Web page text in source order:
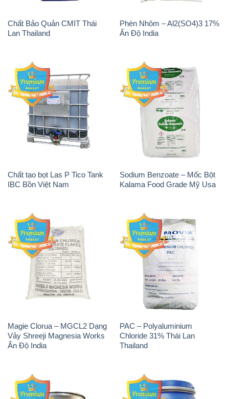
Chất tạo bọt Las P Tico Tank
IBC Bồn Việt Nam
Sodium Benzoate – Mốc Bột
Kalama Food Grade Mỹ Usa
Magie Clorua – MGCL2 Dạng
Vảy Shreeji Magnesia Works
Ấn Độ India
PAC – Polyaluminium
Chloride 31% Thái Lan
Thailand